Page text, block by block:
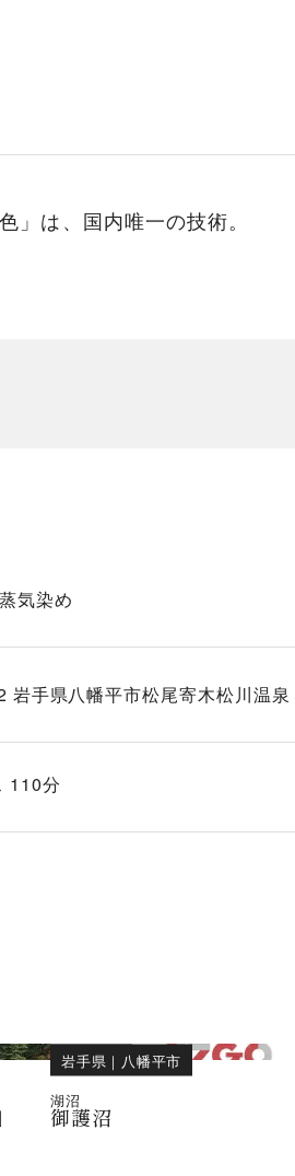
は、国内唯一の技術。
気染め
岩手県八幡平市松尾寄木松川温泉
110分
岩手県 ｜ 八幡平市
湖沼
御護沼